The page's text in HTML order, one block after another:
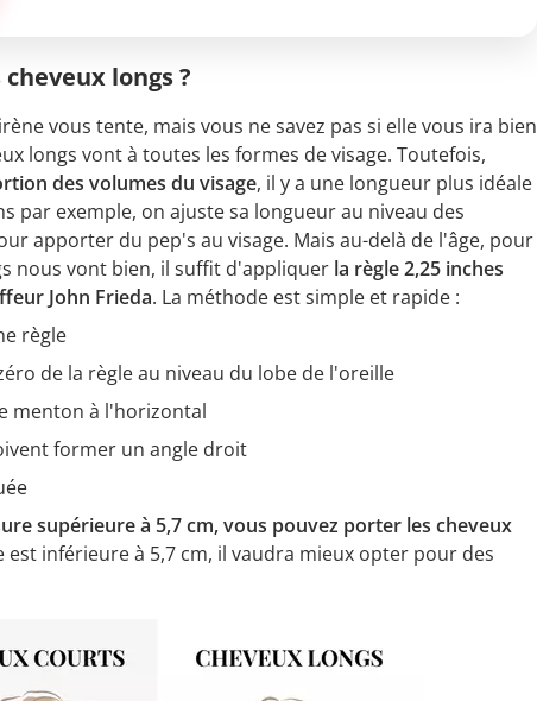
longs ?
vous tente, mais vous ne savez pas si elle vous ira bien
longs vont à toutes les formes de visage. Toutefois,
des volumes du visage, il y a une longueur plus idéale
par exemple, on ajuste sa longueur au niveau des
apporter du pep's au visage. Mais au-delà de l'âge, pour
nous vont bien, il suffit d'appliquer la règle 2,25 inches
John Frieda. La méthode est simple et rapide :
règle
de la règle au niveau du lobe de l'oreille
menton à l'horizontal
former un angle droit
supérieure à 5,7 cm, vous pouvez porter les cheveux
est inférieure à 5,7 cm, il vaudra mieux opter pour des